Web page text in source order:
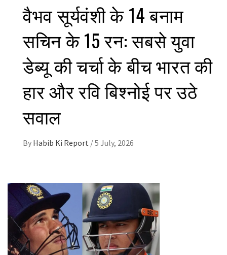
वैभव सूर्यवंशी के 14 बनाम
सचिन के 15 रन: सबसे युवा
डेब्यू की चर्चा के बीच भारत की
हार और रवि बिश्नोई पर उठे
सवाल
By Habib Ki Report /5 July, 2026